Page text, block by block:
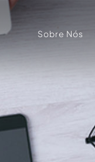
Sobre Nós